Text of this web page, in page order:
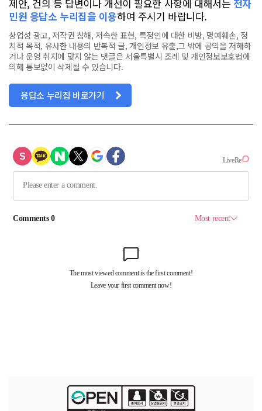
제안, 건의 등 답변이나 개선이 필요한 사항에 대해서는 전자
민원 응답소 누리집을 이용하여 주시기 바랍니다.
상업성 광고, 저작권 침해, 저속한 표현, 특정인에 대한 비방, 명예훼손, 정
치적 목적, 유사한 내용의 반복적 글, 개인정보 유출,그 밖에 공익을 저해하
거나 운영 취지에 맞지 않는 댓글은 서울특별시 조례 및 개인정보보호법에
의해 통보없이 삭제될 수 있습니다.
응답소 누리집 바로가기